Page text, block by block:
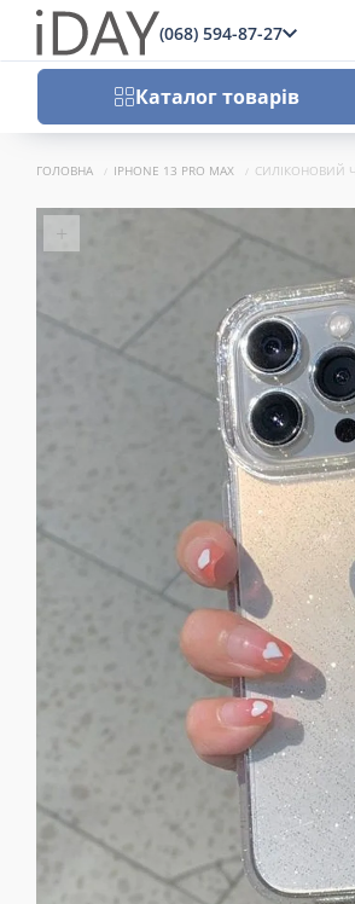
(068) 594-87-27
Каталог товарів
ГОЛОВНА IPHONE 13 PRO MAX СИЛІКОНОВИЙ
+